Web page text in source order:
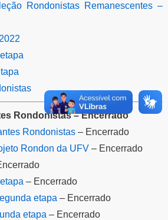
Rondonistas Remanescentes –
Rondonistas – Encerrado
Rondonistas– Encerrado
Rondon da UFV– Encerrado
– Encerrado
etapa – Encerrado
etapa – Encerrado